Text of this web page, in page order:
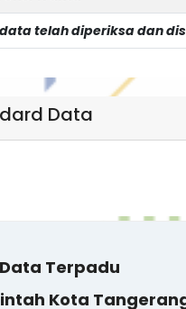
telah diperiksa dan
Data
Terpadu
Kota